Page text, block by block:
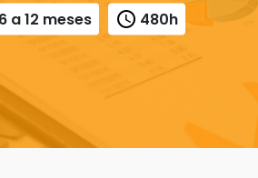
6 a 12 meses 480h